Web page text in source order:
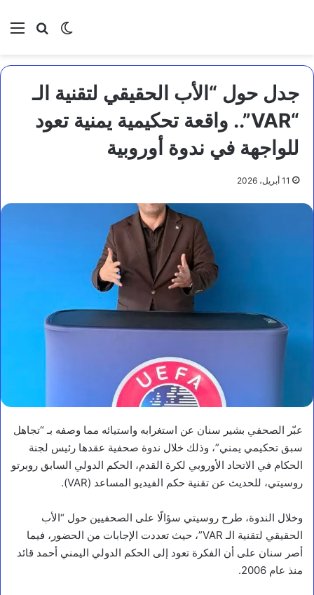
بحثالوضع
جدل حول “الأب الحقيقي لتقنية الـ
“VAR”.. واقعة تحكيمية يمنية تعود
للواجهة في ندوة أوروبية
11 أبريل، 2026
عبّر الصحفي بشير سنان عن استغرابه واستيائه مما وصفه بـ “تجاهل
سبق تحكيمي يمني”، وذلك خلال ندوة صحفية عقدها رئيس لجنة
الحكام في الاتحاد الأوروبي لكرة القدم، الحكم الدولي السابق روبرتو
روسيتي، للحديث عن تقنية حكم الفيديو المساعد (VAR).
وخلال الندوة، طرح روسيتي سؤالًا على الصحفيين حول “الأب
الحقيقي لتقنية الـ VAR”، حيث تعددت الإجابات من الحضور، فيما
أصر سنان على أن الفكرة تعود إلى الحكم الدولي اليمني أحمد قائد
منذ عام 2006.